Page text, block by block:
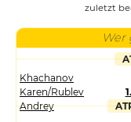
zuletzt
Wer
Khachanov
Karen/Rublev
Andrey